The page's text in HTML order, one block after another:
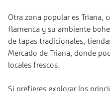
Otra zona popular es Triana,
flamenca y su ambiente
de tapas tradicionales,
Mercado de Triana, donde
locales frescos.